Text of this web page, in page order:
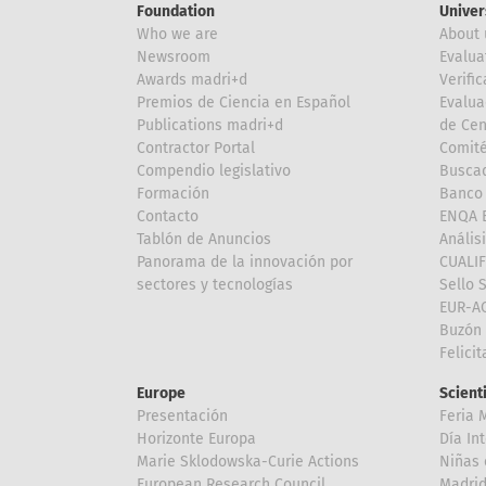
Foundation
Who we are
Newsroom
Awards madri+d
Premios de Ciencia en Español
Publications madri+d
Contractor Portal
Compendio legislativo
Formación
Contacto
Tablón de Anuncios
Panorama de la innovación por
sectores y tecnologías
About
de
ENQA
Sello
EUR-
Europe
Presentación
Horizonte Europa
Marie Sklodowska-Curie Actions
Feria
Día
Niñas